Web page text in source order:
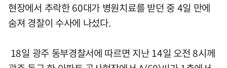
현장에서 추락한 60대가 병원치료를 받던 중 4일 만에
숨져 경찰이 수사에 나섰다.
18일 광주 동부경찰서에 따르면 지난 14일 오전 8시께